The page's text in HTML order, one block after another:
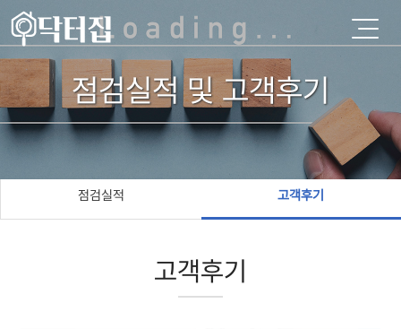
점검실적 및 고객후기
점검실적 고객후기
고객후기